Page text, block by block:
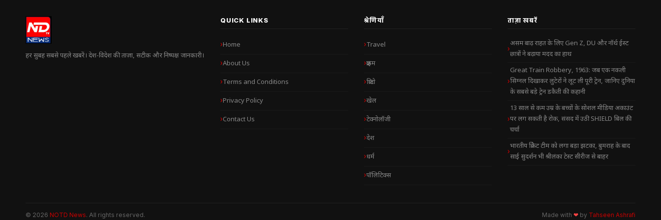
हर सुबह सबसे पहले खबरें। देश-विदेश की ताज़ा, सटीक और निष्पक्ष जानकारी।
QUICK LINKS
Home
About Us
Terms and Conditions
Privacy Policy
Contact Us
श्रेणियाँ
Travel
क्राइम
क्रिप्टो
खेल
टेक्नोलॉजी
देश
धर्म
पॉलिटिक्स
ताज़ा खबरें
असम बाढ़ राहत के लिए Gen Z, DU और नॉर्थ ईस्ट
छात्रों ने बढ़ाया मदद का हाथ
Great Train Robbery, 1963: जब एक नकली
सिग्नल दिखाकर लुटेरों ने लूट ली पूरी ट्रेन, जानिए दुनिया
के सबसे बड़े ट्रेन डकैती की कहानी
13 साल से कम उम्र के बच्चों के सोशल मीडिया अकाउंट
पर लग सकती है रोक, संसद में उठी SHIELD बिल की
चर्चा
भारतीय क्रिकेट टीम को लगा बड़ा झटका, बुमराह के बाद
साई सुदर्शन भी श्रीलंका टेस्ट सीरीज से बाहर
© 2026 NOTD News. All rights reserved. Made with ❤ by Tahseen Ashrafi